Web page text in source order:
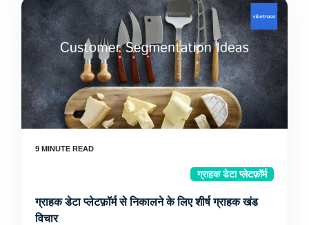
ग्राहक डेटा प्लेटफ़ॉर्म
ग्राहक डेटा प्लेटफ़ॉर्म से निकालने के लिए शीर्ष ग्राहक खंड
विचार